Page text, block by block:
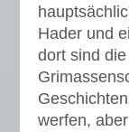
Hader und
dort sind
werfen,